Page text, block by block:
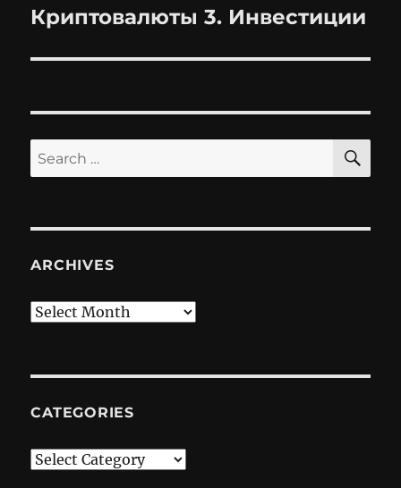
Next
Криптовалюты 3. Инвестиции
Search
for:
ARCHIVES
Archives
CATEGORIES
Categories